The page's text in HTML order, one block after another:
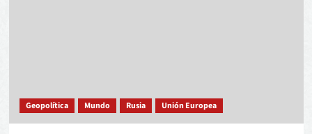
Geopolítica Mundo Rusia Unión Europea